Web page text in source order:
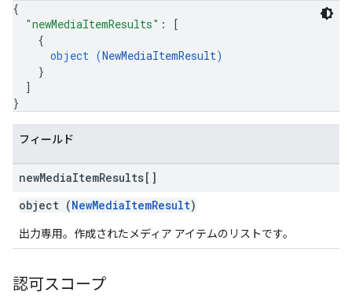
{
"newMediaItemResults" :
[
{
object (NewMediaItemResult)
}
]
}
フィールド
newMediaItemResults[]
object (NewMediaItemResult)
出力専用。作成されたメディア アイテムのリストです。
認可スコープ